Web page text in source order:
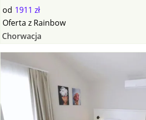
od 1911 zł
Oferta z Rainbow
Chorwacja